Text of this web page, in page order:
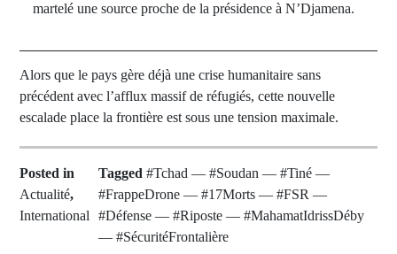
martelé une source proche de la présidence à N’Djamena.
Alors que le pays gère déjà une crise humanitaire sans
précédent avec l’afflux massif de réfugiés, cette nouvelle
escalade place la frontière est sous une tension maximale.
Posted in
Actualité,
International
Tagged #Tchad — #Soudan — #Tiné —
#FrappeDrone — #17Morts — #FSR —
#Défense — #Riposte — #MahamatIdrissDéby
— #SécuritéFrontalière